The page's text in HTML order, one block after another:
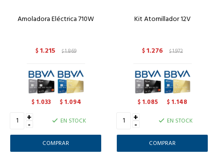
Amoladora Eléctrica 710W
$1.215 $1.869
$ 1.033 $ 1.094
+
- EN STOCK
Kit Atornillador 12V
$1.276 $1.972
$ 1.085 $ 1.148
+
- EN STOCK